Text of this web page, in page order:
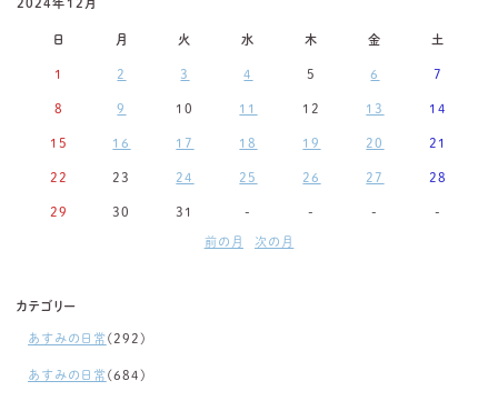
2024年12月
日 月 火 水 木 金 土
1 2 3 4 5 6 7
8 9 10 11 12 13 14
15 16 17 18 19 20 21
22 23 24 25 26 27 28
29 30 31 - - - -
前の月 次の月
カテゴリー
あすみの日常(292)
あすみの日常(684)